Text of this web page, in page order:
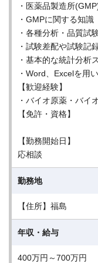
・医薬品製造所
・GMPに関する知識
・各種分析・品質試
・試験差配や試験記
・基本的な統計分析
・Word、Excelを用
【歓迎経験】
・バイオ原薬・バイ
【免許・資格】
【勤務開始日】
応相談
勤務地
【住所】福島
年収・給与
400万円～700万円